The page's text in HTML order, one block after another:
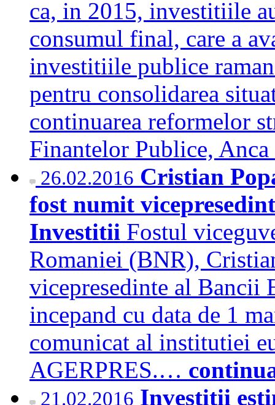
ca, in 2015, investitiile
consumul final, care a
investitiile publice
pentru consolidarea
continuarea reformelor
Finantelor Publice,
26.02.2016 Cristian
fost numit
Investitii Fostul
Romaniei (BNR),
vicepresedinte al Bancii
incepand cu data de 1
comunicat al institutiei
AGERPRES.…
21.02.2016 Investitii